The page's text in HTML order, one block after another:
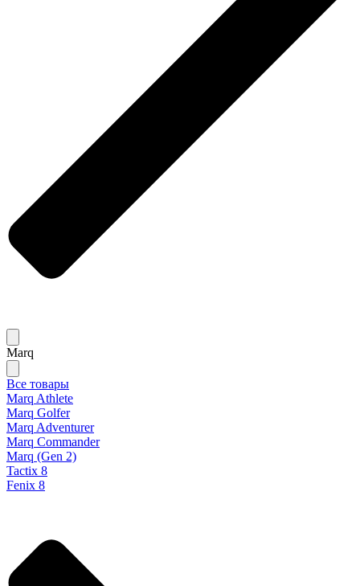
Marq
Все товары
Marq Athlete
Marq Golfer
Marq Adventurer
Marq Commander
Marq (Gen 2)
Tactix 8
Fenix 8